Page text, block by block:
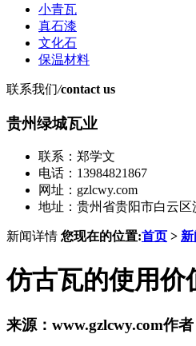
小青瓦
真石漆
文化石
保温材料
联系我们/contact us
贵州绿城瓦业
联系：郑学文
电话：13984821867
网址：gzlcwy.com
地址：贵州省贵阳市白云区
新闻详情 您现在的位置:首页 >
仿古瓦的使用价
来源：www.gzlcwy.com作者